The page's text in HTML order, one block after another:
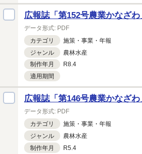
広報誌「第152号農業かなざわ
データ形式: PDF
カテゴリ
施策・ 事業・ 年報
ジャンル
農林水産
制作年月
R8.4
適用期間
広報誌「第146号農業かなざわ
データ形式: PDF
カテゴリ
施策・ 事業・ 年報
ジャンル
農林水産
制作年月
R5.4